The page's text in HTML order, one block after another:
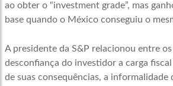
ao obter o “investment grade”, mas
base quando o México conseguiu o
A presidente da S&P relacionou entre
desconfiança do investidor a carga
de suas consequências, a informalidade